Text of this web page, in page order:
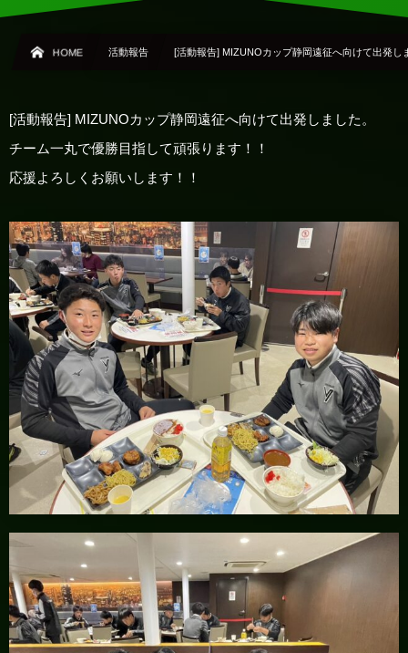
HOME 活動報告 [活動報告] MIZUNOカップ静岡遠征へ向けて出発し
[活動報告] MIZUNOカップ静岡遠征へ向けて出発しました。
チーム一丸で優勝目指して頑張ります！！
応援よろしくお願いします！！